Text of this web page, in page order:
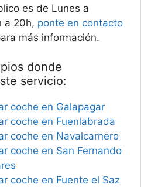
es de Lunes a
a 20h, ponte en contacto
más información.
donde
servicio:
coche en Galapagar
coche en Fuenlabrada
coche en Navalcarnero
coche en San Fernando
coche en Fuente el Saz